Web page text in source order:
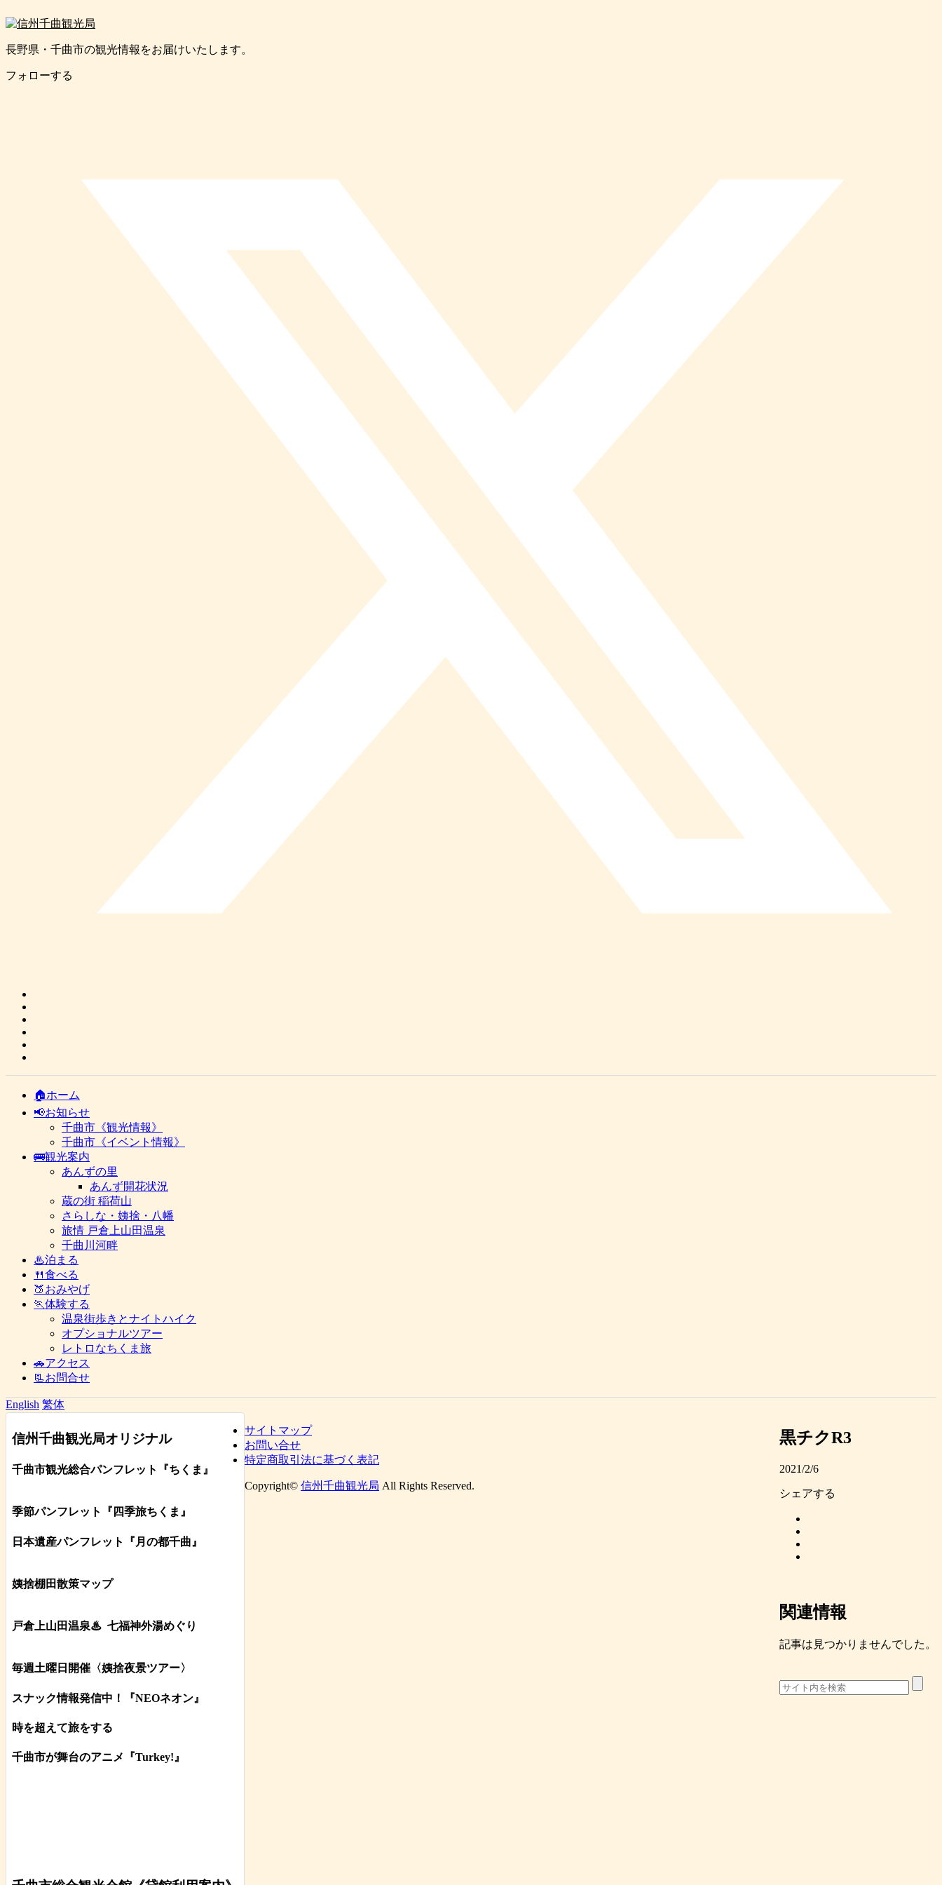
長野県・千曲市の観光情報をお届けいたします。
フォローする
🏠ホーム
📢お知らせ
千曲市《観光情報》
千曲市《イベント情報》
🚌観光案内
あんずの里
あんず開花状況
蔵の街 稲荷山
さらしな・姨捨・八幡
旅情 戸倉上山田温泉
千曲川河畔
♨泊まる
🍴食べる
🍑おみやげ
🏃体験する
温泉街歩きとナイトハイク
オプショナルツアー
レトロなちくま旅
🚗アクセス
📃お問合せ
English 繁体
黒チクR3
2021/2/6
シェアする
関連情報
記事は見つかりませんでした。
信州千曲観光局オリジナル
千曲市観光総合パンフレット 『ちくま 』
季節パンフレット『四季旅ちくま』
日本遺産パンフレット 『月の都千曲 』
姨捨棚田散策マップ
戸倉上山田温泉♨ 七福神外湯めぐり
毎週土曜日開催〈姨捨夜景ツアー〉
スナック情報発信中！『NEOネオン』
時を超えて旅をする
千曲市が舞台のアニメ『Turkey!』
サイトマップ
お問い合せ
特定商取引法に基づく表記
Copyright© 信州千曲観光局 All Rights Reserved.